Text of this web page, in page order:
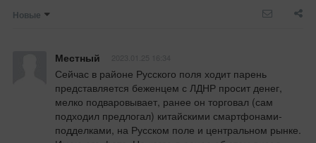
Новые
Местный
Сейчас в районе Русского поля ходит парень
представляется беженцем с ЛДНР просит денег,
мелко подваровывает, ранее он торговал (сам
подходил предлогал) китайскими смартфонами-
подделками, на Русском поле и центральном рынке.